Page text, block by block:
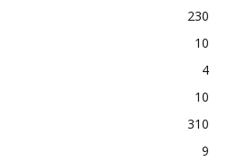
230
10
4
10
310
9